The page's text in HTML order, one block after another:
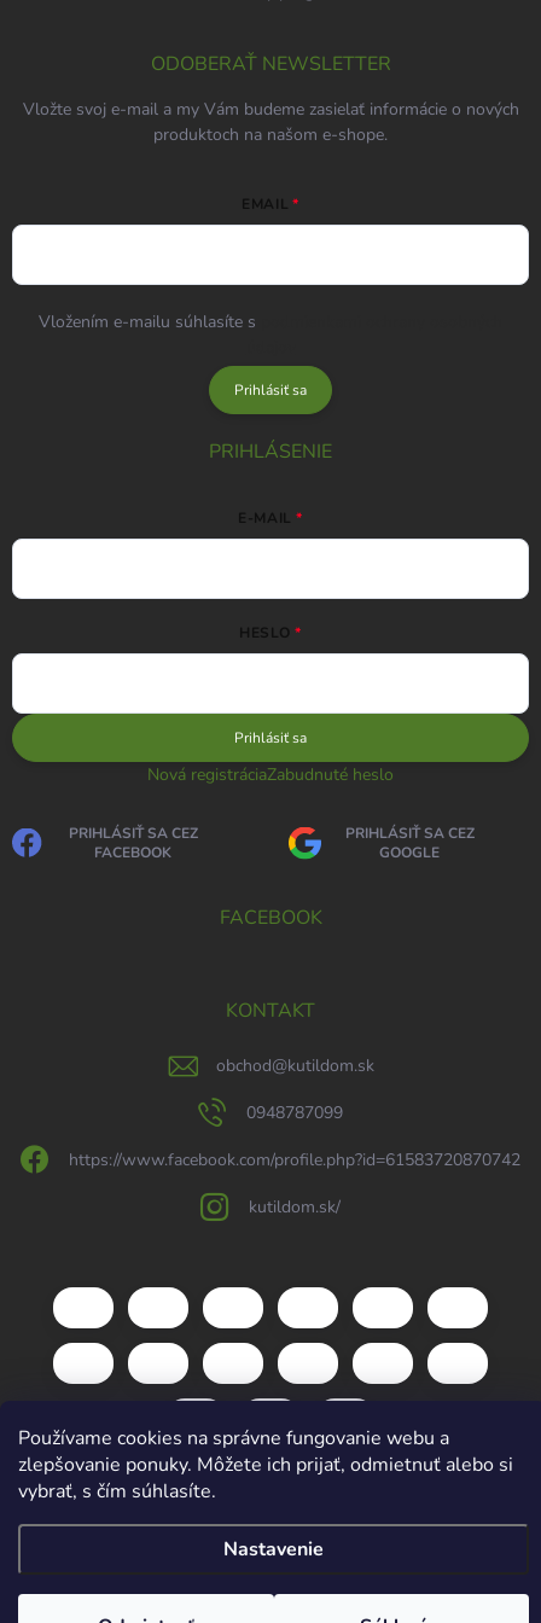
Používame cookies na správne fungovanie webu a
zlepšovanie ponuky. Môžete ich prijať, odmietnuť alebo si
vybrať, s čím súhlasíte.
Nastavenie
ODOBERAŤ NEWSLETTER
Vložte svoj e-mail a my Vám budeme zasielať informácie o nových
produktoch na našom e-shope.
EMAIL
Vložením e-mailu súhlasíte s
Prihlásiť sa
PRIHLÁSENIE
E-MAIL
HESLO
Prihlásiť sa
Nová registráciaZabudnuté heslo
PRIHLÁSIŤ SA CEZ
FACEBOOK
PRIHLÁSIŤ SA CEZ
GOOGLE
FACEBOOK
KONTAKT
obchod@kutildom.sk
0948787099
https://www.facebook.com/profile.php?id=61583720870742
kutildom.sk/
cookies